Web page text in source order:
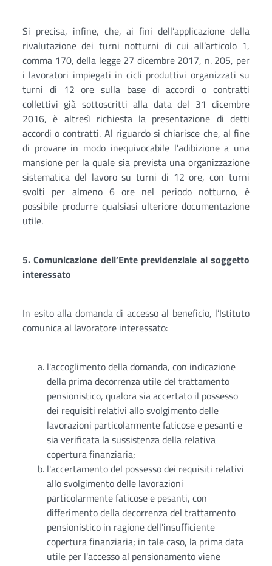
Si precisa, infine, che, ai fini dell’applicazione della
rivalutazione dei turni notturni di cui all’articolo 1,
comma 170, della legge 27 dicembre 2017, n. 205, per
i lavoratori impiegati in cicli produttivi organizzati su
turni di 12 ore sulla base di accordi o contratti
collettivi già sottoscritti alla data del 31 dicembre
2016, è altresì richiesta la presentazione di detti
accordi o contratti. Al riguardo si chiarisce che, al fine
di provare in modo inequivocabile l’adibizione a una
mansione per la quale sia prevista una organizzazione
sistematica del lavoro su turni di 12 ore, con turni
svolti per almeno 6 ore nel periodo notturno, è
possibile produrre qualsiasi ulteriore documentazione
utile.
5. Comunicazione dell’Ente previdenziale al soggetto
interessato
In esito alla domanda di accesso al beneficio, l’Istituto
comunica al lavoratore interessato:
l'accoglimento della domanda, con indicazione
della prima decorrenza utile del trattamento
pensionistico, qualora sia accertato il possesso
dei requisiti relativi allo svolgimento delle
lavorazioni particolarmente faticose e pesanti e
sia verificata la sussistenza della relativa
copertura finanziaria;
l'accertamento del possesso dei requisiti relativi
allo svolgimento delle lavorazioni
particolarmente faticose e pesanti, con
differimento della decorrenza del trattamento
pensionistico in ragione dell'insufficiente
copertura finanziaria; in tale caso, la prima data
utile per l'accesso al pensionamento viene